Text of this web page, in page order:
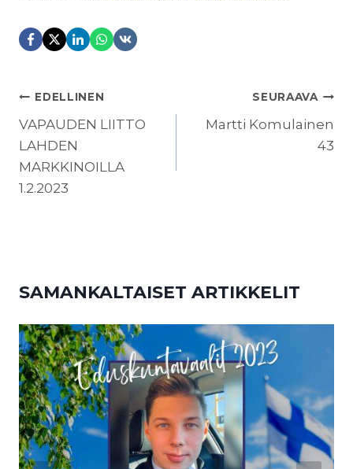
ARTIKKELIEN
SELAUS
EDELLINEN
VAPAUDEN LIITTO
LAHDEN
MARKKINOILLA
1.2.2023
SEURAAVA
Martti Komulainen
43
SAMANKALTAISET ARTIKKELIT